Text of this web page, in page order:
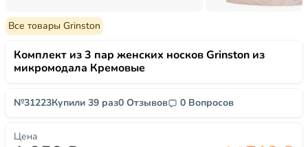
Все товары Grinston
Комплект из 3 пар женских носков Grinston из
микромодала Кремовые
№31223Купили 39 раз0 Отзывов 0 Вопросов
Цена